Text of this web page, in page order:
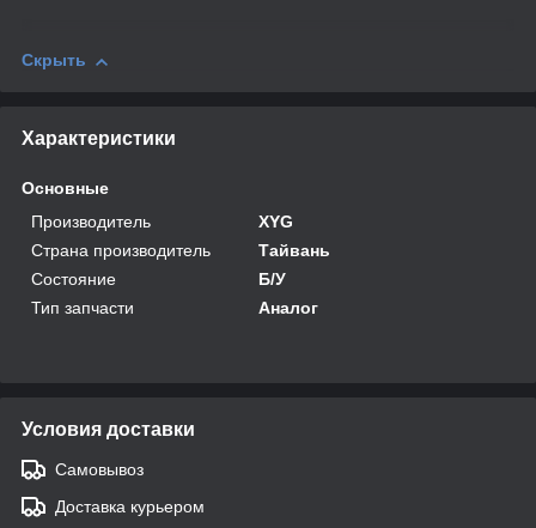
Скрыть
Характеристики
Основные
Производитель
XYG
Страна производитель
Тайвань
Состояние
Б/У
Тип запчасти
Аналог
Условия доставки
Самовывоз
Доставка курьером